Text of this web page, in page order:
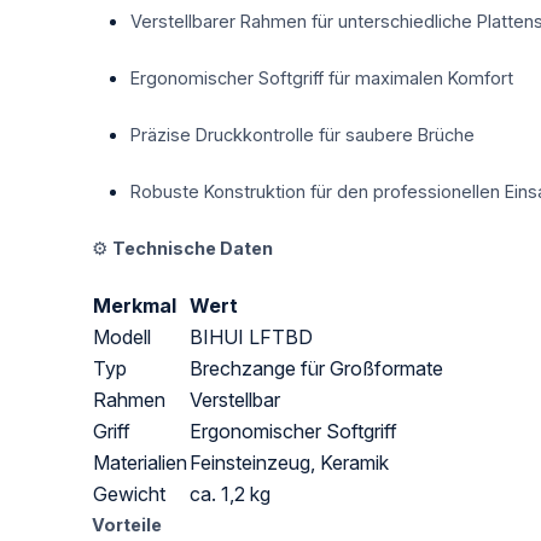
Verstellbarer Rahmen für unterschiedliche
Ergonomischer Softgriff für maximalen Komfort
Präzise Druckkontrolle für saubere Brüche
Robuste Konstruktion für den professionellen
⚙️ Technische Daten
Merkmal Wert
Modell
BIHUI LFTBD
Typ
Brechzange für Großformate
Rahmen
Verstellbar
Griff
Ergonomischer Softgriff
MaterialienFeinsteinzeug, Keramik
Gewicht
ca. 1,2 kg
Vorteile